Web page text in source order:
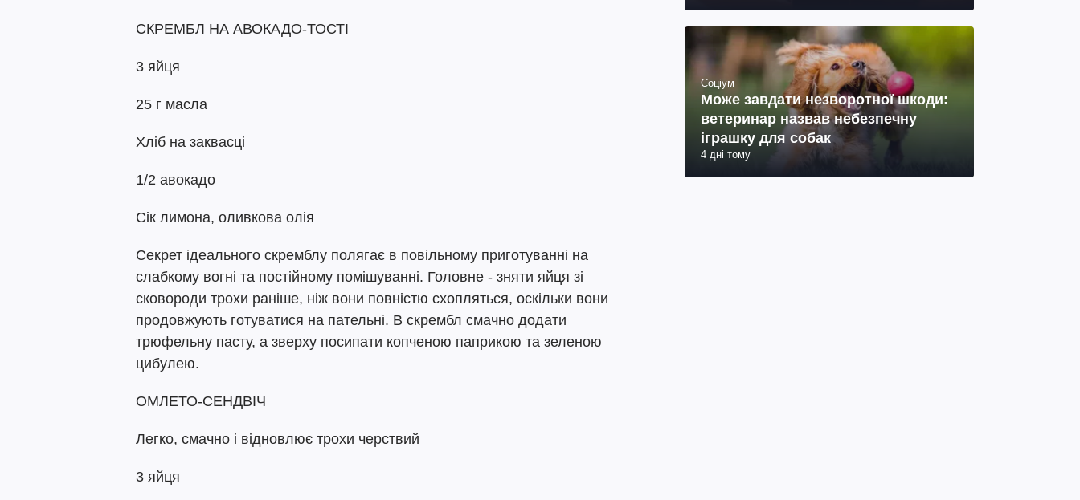
СКРЕМБЛ НА АВОКАДО-ТОСТІ
3 яйця
25 г масла
Хліб на заквасці
1/2 авокадо
Сік лимона, оливкова олія
Секрет ідеального скремблу полягає в повільному приготуванні на
слабкому вогні та постійному помішуванні. Головне - зняти яйця зі
сковороди трохи раніше, ніж вони повністю схопляться, оскільки вони
продовжують готуватися на пательні. В скрембл смачно додати
трюфельну пасту, а зверху посипати копченою паприкою та зеленою
цибулею.
ОМЛЕТО-СЕНДВІЧ
Легко, смачно і відновлює трохи черствий
3 яйця
телеведучий
Соціум
Може завдати незворотної шкоди:
ветеринар назвав небезпечну
іграшку для собак
4 дні тому